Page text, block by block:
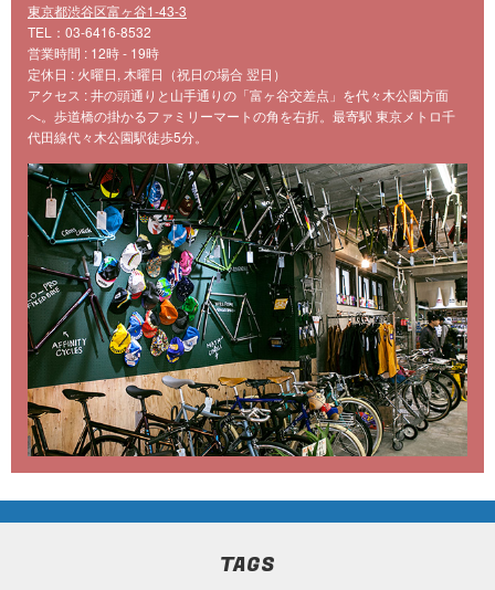
東京都渋谷区富ヶ谷1-43-3
TEL：03-6416-8532
営業時間 : 12時 - 19時
定休日 : 火曜日, 木曜日（祝日の場合 翌日）
アクセス : 井の頭通りと山手通りの「富ヶ谷交差点」を代々木公園方面
へ。歩道橋の掛かるファミリーマートの角を右折。最寄駅 東京メトロ千
代田線代々木公園駅徒歩5分。
TAGS